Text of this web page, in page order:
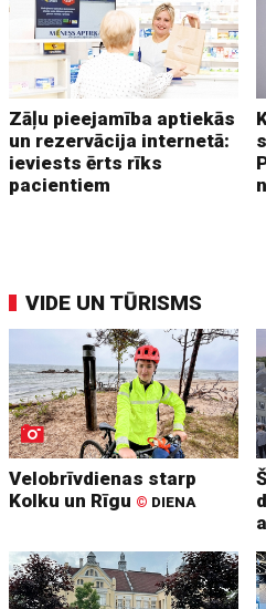
Zāļu pieejamība aptiekās
un rezervācija internetā:
ieviests ērts rīks
pacientiem
VIDE UN TŪRISMS
Velobrīvdienas starp
Kolku un Rīgu © DIENA